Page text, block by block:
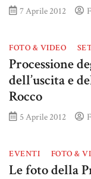
7 Aprile 2012
FOTO & VIDEO
Processione
dell’uscita e
Rocco
5 Aprile 2012
EVENTI FOTO &
Le foto della